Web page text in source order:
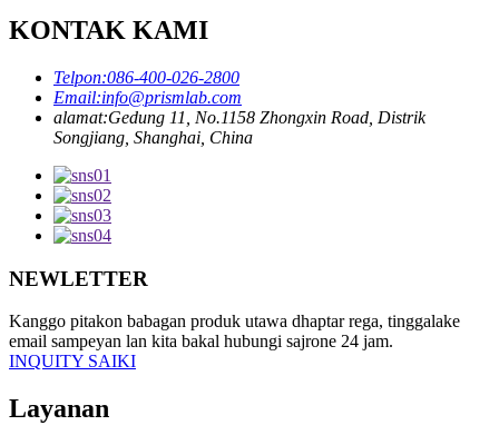
KONTAK KAMI
Telpon:086-400-026-2800
Email:info@prismlab.com
alamat:Gedung 11, No.1158 Zhongxin Road, Distrik
Songjiang, Shanghai, China
NEWLETTER
Kanggo pitakon babagan produk utawa dhaptar rega, tinggalake
email sampeyan lan kita bakal hubungi sajrone 24 jam.
INQUITY SAIKI
Layanan